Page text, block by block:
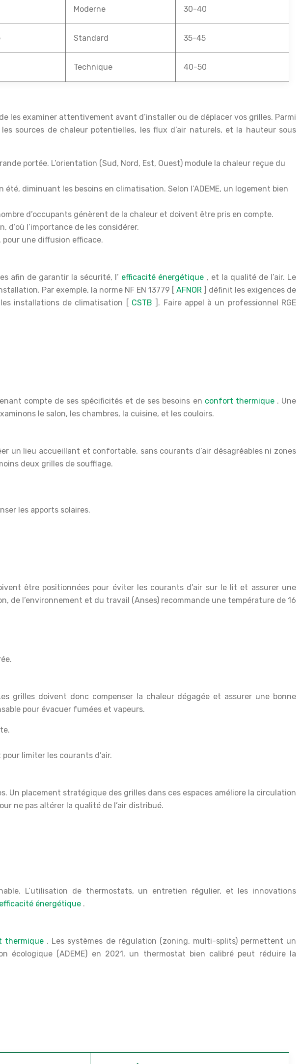
Moderne 30-40
Standard 35-45
Technique 40-50
examiner attentivement avant d’installer ou de déplacer vos grilles. Parmi
sources de chaleur potentielles, les flux d’air naturels, et la hauteur sous
portée. L’orientation (Sud, Nord, Est, Ouest) module la chaleur reçue du
diminuant les besoins en climatisation. Selon l’ADEME, un logement bien
d’occupants génèrent de la chaleur et doivent être pris en compte.
l’importance de les considérer.
une diffusion efficace.
afin de garantir la sécurité, l’ efficacité énergétique , et la qualité de l’air. Le
Par exemple, la norme NF EN 13779 [ AFNOR ] définit les exigences de
installations de climatisation [ CSTB ]. Faire appel à un professionnel RGE
compte de ses spécificités et de ses besoins en confort thermique . Une
le salon, les chambres, la cuisine, et les couloirs.
un lieu accueillant et confortable, sans courants d’air désagréables ni zones
deux grilles de soufflage.
les apports solaires.
être positionnées pour éviter les courants d’air sur le lit et assurer une
de l’environnement et du travail (Anses) recommande une température de 16
grilles doivent donc compenser la chaleur dégagée et assurer une bonne
pour évacuer fumées et vapeurs.
limiter les courants d’air.
Un placement stratégique des grilles dans ces espaces améliore la circulation
ne pas altérer la qualité de l’air distribué.
L’utilisation de thermostats, un entretien régulier, et les innovations
efficacité énergétique .
thermique . Les systèmes de régulation (zoning, multi-splits) permettent un
écologique (ADEME) en 2021, un thermostat bien calibré peut réduire la